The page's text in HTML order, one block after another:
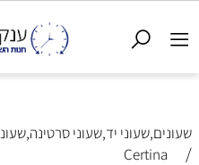
שעונים,שעוני יד,שעוני
/
Certina